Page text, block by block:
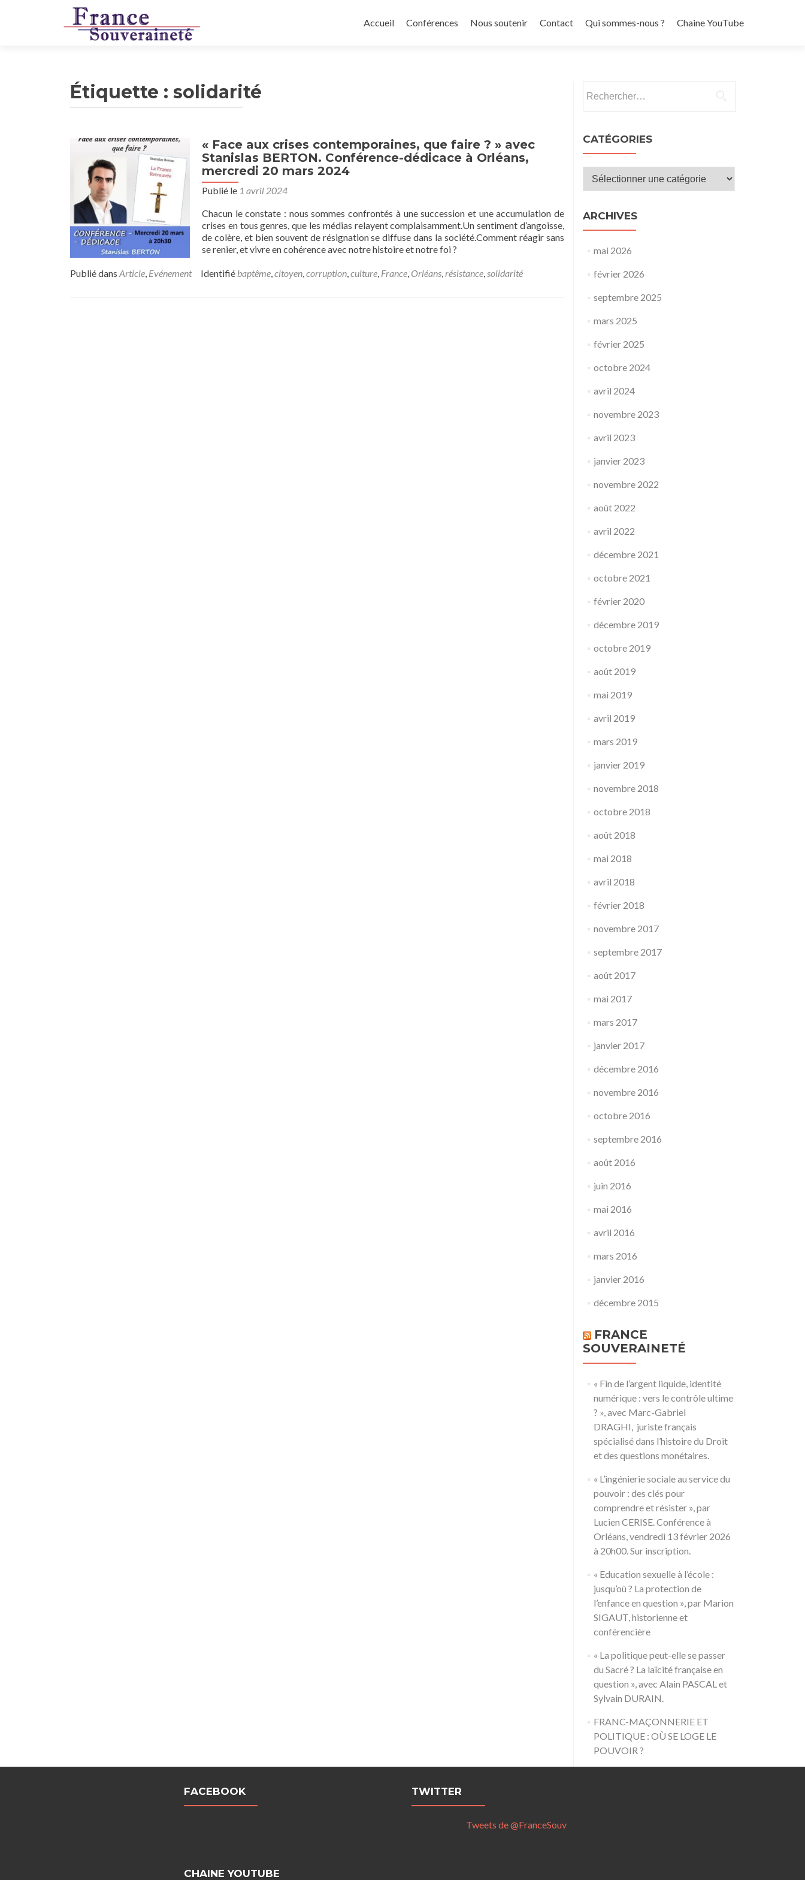
au
Accueil Conférences Nous soutenir Contact Qui sommes-nous ? Chaine YouTube
Étiquette : solidarité
« Face aux crises contemporaines, que faire ? » avec
Stanislas BERTON. Conférence-dédicace à Orléans,
mercredi 20 mars 2024
Publié le 1 avril 2024
Chacun le constate : nous sommes confrontés à une succession et une accumulation de
crises en tous genres, que les médias relayent complaisamment.Un sentiment d’angoisse,
de colère, et bien souvent de résignation se diffuse dans la société.Comment réagir sans
se renier, et vivre en cohérence avec notre histoire et notre foi ?
Publié dans Article, Evénement Identifié baptême,citoyen,corruption,culture, France, Orléans,résistance,solidarité
CATÉGORIES
Catégories
ARCHIVES
mai 2026
février 2026
septembre 2025
mars 2025
février 2025
octobre 2024
avril 2024
novembre 2023
avril 2023
janvier 2023
novembre 2022
août 2022
avril 2022
décembre 2021
octobre 2021
février 2020
décembre 2019
octobre 2019
août 2019
mai 2019
avril 2019
mars 2019
janvier 2019
novembre 2018
octobre 2018
août 2018
mai 2018
avril 2018
février 2018
novembre 2017
septembre 2017
août 2017
mai 2017
mars 2017
janvier 2017
décembre 2016
novembre 2016
octobre 2016
septembre 2016
août 2016
juin 2016
mai 2016
avril 2016
mars 2016
janvier 2016
décembre 2015
FRANCE
SOUVERAINETÉ
« Fin de l’argent liquide, identité
numérique : vers le contrôle ultime
? », avec Marc-Gabriel
DRAGHI, juriste français
spécialisé dans l’histoire du Droit
et des questions monétaires.
« L’ingénierie sociale au service du
pouvoir : des clés pour
comprendre et résister », par
Lucien CERISE. Conférence à
Orléans, vendredi 13 février 2026
à 20h00. Sur inscription.
« Education sexuelle à l’école :
jusqu’où ? La protection de
l’enfance en question », par Marion
SIGAUT, historienne et
conférencière
« La politique peut-elle se passer
du Sacré ? La laïcité française en
question », avec Alain PASCAL et
Sylvain DURAIN.
FRANC-MAÇONNERIE ET
POLITIQUE : OÙ SE LOGE LE
POUVOIR ?
FACEBOOK
CHAINE YOUTUBE
TWITTER
Tweets de @FranceSouv